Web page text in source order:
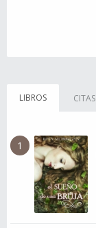
LIBROS CITAS
1